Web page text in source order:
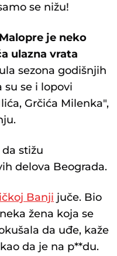
se nižu!
Malopre je neko
ulazna vrata
sezona godišnjih
se i lopovi
Grčića Milenka",
stižu
delova Beograda.
Banji juče. Bio
žena koja se
da uđe, kaže
da je na p**du.